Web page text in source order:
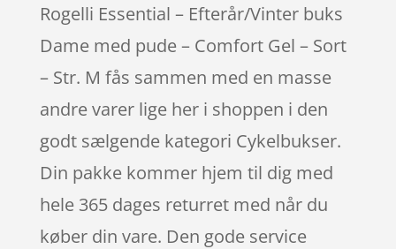
Rogelli Essential – Efterår/Vinter buks
Dame med pude – Comfort Gel – Sort
– Str. M fås sammen med en masse
andre varer lige her i shoppen i den
godt sælgende kategori Cykelbukser.
Din pakke kommer hjem til dig med
hele 365 dages returret med når du
køber din vare. Den gode service